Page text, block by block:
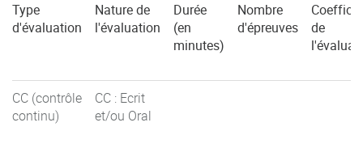
Type
d'évaluation
Nature de
l'évaluation
Durée
(en
minutes)
Nombre
d'épreuves
de
CC (contrôle
continu)
CC : Ecrit
et/ou Oral